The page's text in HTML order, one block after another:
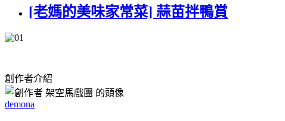
[老媽的美味家常菜] 蒜苗拌鴨賞
創作者介紹
demona